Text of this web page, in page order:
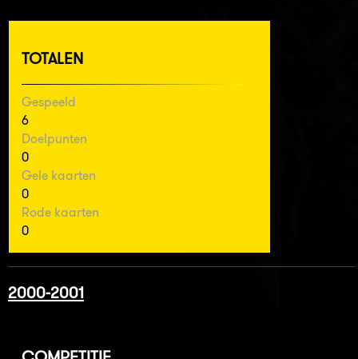
TOTALEN
Gespeeld
6
Doelpunten
0
Gele kaarten
0
Rode kaarten
0
2000-2001